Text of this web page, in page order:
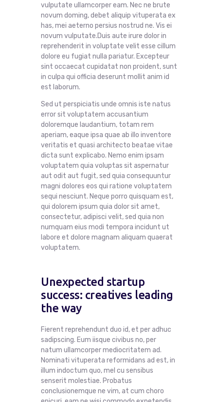
vulputate ullamcorper eam. Nec ne brute
novum doming, debet aliquip vituperata ex
has, mei aeterno persius nostrud ne. Vis ei
novum vulputate.Duis aute irure dolor in
reprehenderit in voluptate velit esse cillum
dolore eu fugiat nulla pariatur. Excepteur
sint occaecat cupidatat non proident, sunt
in culpa qui officia deserunt mollit anim id
est laborum.
Sed ut perspiciatis unde omnis iste natus
error sit voluptatem accusantium
doloremque laudantium, totam rem
aperiam, eaque ipsa quae ab illo inventore
veritatis et quasi architecto beatae vitae
dicta sunt explicabo. Nemo enim ipsam
voluptatem quia voluptas sit aspernatur
aut odit aut fugit, sed quia consequuntur
magni dolores eos qui ratione voluptatem
sequi nesciunt. Neque porro quisquam est,
qui dolorem ipsum quia dolor sit amet,
consectetur, adipisci velit, sed quia non
numquam eius modi tempora incidunt ut
labore et dolore magnam aliquam quaerat
voluptatem.
Unexpected startup
success: creatives leading
the way
Fierent reprehendunt duo id, et per adhuc
sadipscing. Eum iisque civibus no, per
natum ullamcorper mediocritatem ad.
Nominati vituperata reformidans ad est, in
illum indoctum quo, mel cu sensibus
senserit molestiae. Probatus
conclusionemque ne vim, at cum choro